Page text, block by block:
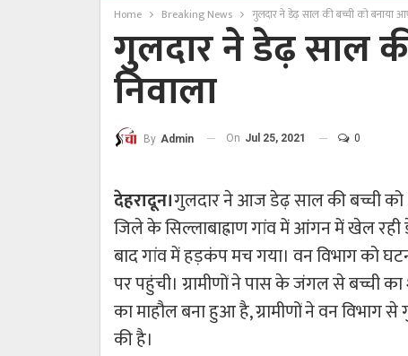
Home Breaking News गुलदार ने डेढ़ साल की बच्ची को बनाया
गुलदार ने डेढ़ साल
निवाला
By Admin On Jul 25, 2021 0
देहरादून।गुलदार ने आज डेढ़ साल की बच्ची को
जिले के सिल्लाबाह्राण गांव में आंगन में खेल
बाद गांव में हड़कंप मच गया। वन विभाग को
पर पहुंची। ग्रामीणों ने पास के जंगल से बच्ची
का माहौल बना हुआ है, ग्रामीणों ने वन
की है।